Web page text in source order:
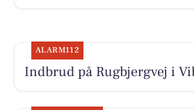
ALARM112
Indbrud på Rugbjergvej i